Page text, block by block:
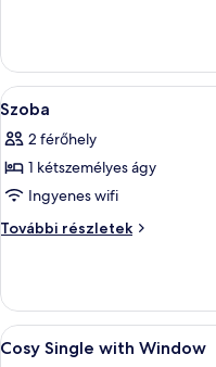
A
következő
szoba
összes
képének
megtekintése:
5
Szoba
2 férőhely
1 kétszemélyes ágy
Ingyenes wifi
További részletek
Szoba
A
következő
6
Cosy Single with Window